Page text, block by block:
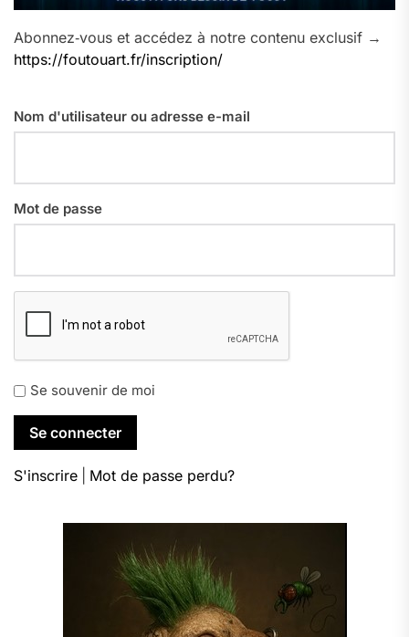
Abonnez‑vous et accédez à notre contenu exclusif →
https://foutouart.fr/inscription/
Nom d'utilisateur ou adresse e-mail
Mot de passe
Se souvenir de moi
S'inscrire Mot de passe perdu?